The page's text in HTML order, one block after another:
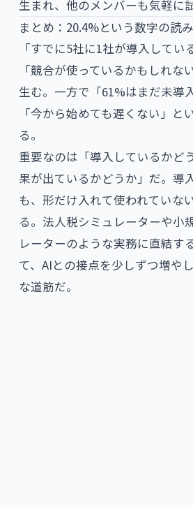
生まれ、他のメンバーも気軽に
まとめ：20.4%という数字の読
「すでに5社に1社が導入してい
「競合が使っているかもしれな
生む。一方で「61%はまだ未導
「今から始めても遅くない」と
る。
重要なのは「導入しているかど
果が出ているかどうか」だ。導
も、形だけ入れて使われていな
る。 法人税シミュレーターや小
レーターのような実務に直結す
て、AIとの接点を少しずつ増や
な道筋だ。